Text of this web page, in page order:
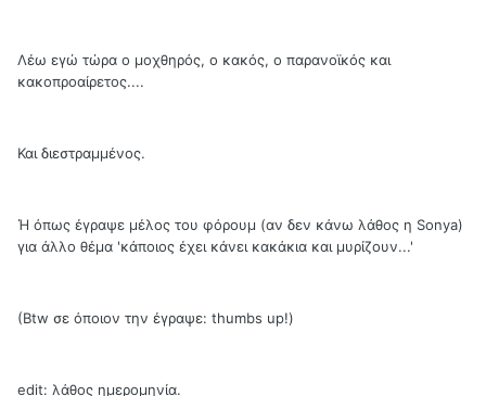
Λέω εγώ τώρα ο μοχθηρός, ο κακός, ο παρανοϊκός και
κακοπροαίρετος....
Και διεστραμμένος.
Ή όπως έγραψε μέλος του φόρουμ (αν δεν κάνω λάθος η Sonya)
για άλλο θέμα 'κάποιος έχει κάνει κακάκια και μυρίζουν...'
(Βtw σε όποιον την έγραψε: thumbs up!)
edit: λάθος ημερομηνία.